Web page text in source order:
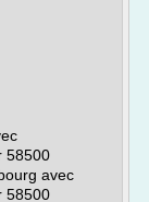
58500
avec
58500